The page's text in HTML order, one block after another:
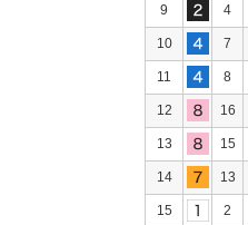
9 4
10 7
11 8
12 16
13 15
14 13
15 2